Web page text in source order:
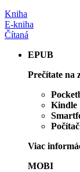
Kniha
E-kniha
Čítaná
EPUB
Prečítate na
Kindle
Viac
MOBI